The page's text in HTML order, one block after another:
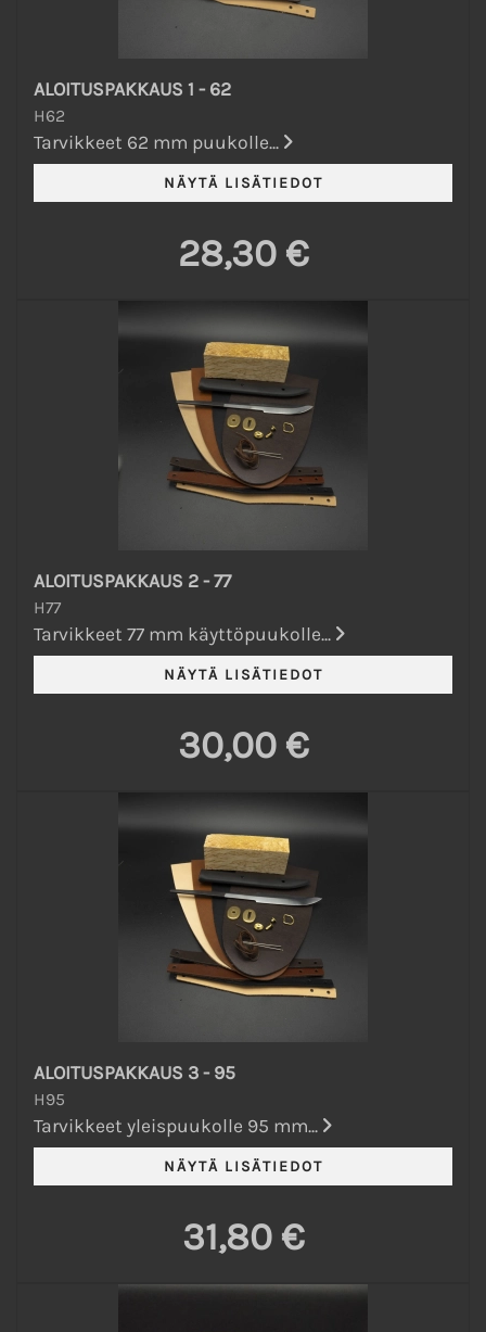
ALOITUSPAKKAUS 1 - 62
H62
Tarvikkeet 62 mm puukolle...
28,30 €
ALOITUSPAKKAUS 2 - 77
H77
Tarvikkeet 77 mm käyttöpuukolle...
30,00 €
ALOITUSPAKKAUS 3 - 95
H95
Tarvikkeet yleispuukolle 95 mm...
31,80 €